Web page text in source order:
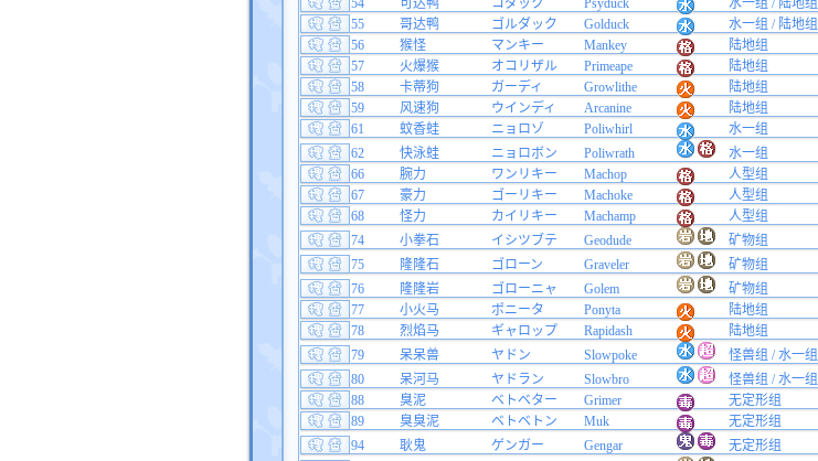
54
可达鸭 コダック Psyduck 水一组 / 陆地组
55
哥达鸭 ゴルダック Golduck 水一组 / 陆地组
56
猴怪 マンキー Mankey 陆地组
57
火爆猴 オコリザル Primeape 陆地组
58
卡蒂狗 ガーディ Growlithe 陆地组
59
风速狗 ウインディ Arcanine 陆地组
61
蚊香蛙 ニョロゾ Poliwhirl 水一组
62
快泳蛙 ニョロボン Poliwrath 水一组
66
腕力 ワンリキー Machop 人型组
67
豪力 ゴーリキー Machoke 人型组
68
怪力 カイリキー Machamp 人型组
74
小拳石 イシツブテ Geodude 矿物组
75
隆隆石 ゴローン Graveler 矿物组
76
隆隆岩 ゴローニャ Golem 矿物组
77
小火马 ポニータ Ponyta 陆地组
78
烈焰马 ギャロップ Rapidash 陆地组
79
呆呆兽 ヤドン Slowpoke 怪兽组 / 水一组
80
呆河马 ヤドラン Slowbro 怪兽组 / 水一组
88
臭泥 ベトベター Grimer 无定形组
89
臭臭泥 ベトベトン Muk 无定形组
94
耿鬼 ゲンガー Gengar 无定形组